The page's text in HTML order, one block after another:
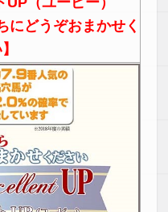
にどうぞおまかせく